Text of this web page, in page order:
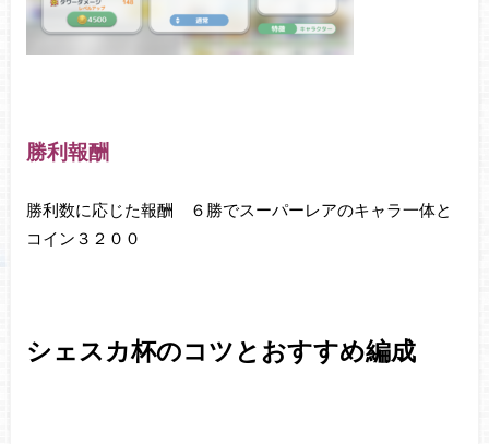
勝利報酬
勝利数に応じた報酬 ６勝でスーパーレアのキャラ一体と
コイン３２００
シェスカ杯のコツとおすすめ編成